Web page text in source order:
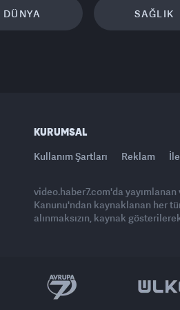
DÜNYA SAĞLIK
KURUMSAL
Kullanım Şartları Reklam
video.haber7.com'da yayımlanan
Kanunu'ndan kaynaklanan her
alınmaksızın, kaynak